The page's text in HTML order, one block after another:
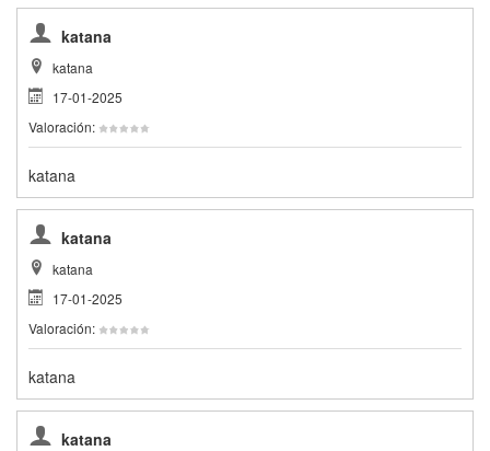
katana
katana
17-01-2025
Valoración:
katana
katana
katana
17-01-2025
Valoración:
katana
katana